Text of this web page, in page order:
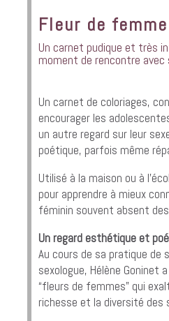
Fleur de femme
Un carnet pudique et très
moment de rencontre
Un carnet de coloriages,
encourager les
un autre regard sur leur
poétique, parfois même
Utilisé à la maison ou à
pour apprendre à mieux
féminin souvent absent
Un regard esthétique et
Au cours de sa pratique de
sexologue, Hélène Goninet
“fleurs de femmes” qui
richesse et la diversité des